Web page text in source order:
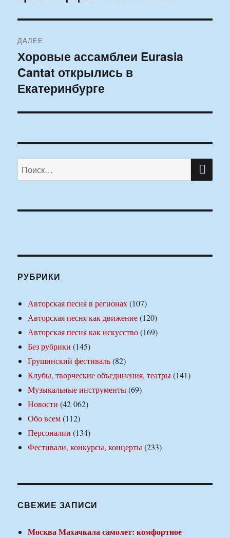
ДАЛЕЕ
Следующая
запись:
Хоровые ассамблеи Eurasia
Cantat открылись в
Екатеринбурге
Искать:
РУБРИКИ
Авторская песня в регионах(107)
Авторская песня как движение(120)
Авторская песня как искусство(169)
Без рубрики (145)
Грушинский фестиваль(82)
Клубы, творческие объединения, театры(141)
Музыкальные инструменты(69)
Новости (42 062)
Обо всем(112)
Персоналии (134)
Фестивали, конкурсы, концерты(233)
СВЕЖИЕ ЗАПИСИ
Москва Махачкала самолет: комфортное